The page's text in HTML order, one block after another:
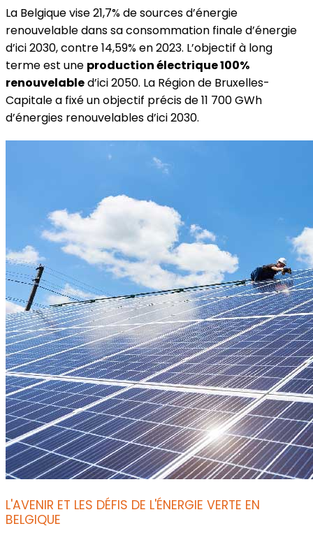
La Belgique vise 21,7% de sources d’énergie
renouvelable dans sa consommation finale d’énergie
d’ici 2030, contre 14,59% en 2023. L’objectif à long
terme est une production électrique 100%
renouvelabled’ici 2050. La Région de Bruxelles-
Capitale a fixé un objectif précis de 11 700 GWh
d’énergies renouvelables d’ici 2030.
L'AVENIR ET LES DÉFIS DE L'ÉNERGIE VERTE EN
BELGIQUE